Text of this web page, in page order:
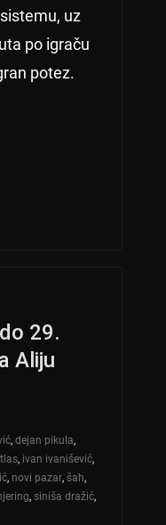
uz
po igraču
potez.
29.
Aliju
, dejan pikula,
, ivan ivanišević,
, novi pazar, šah,
, siniša dražić,